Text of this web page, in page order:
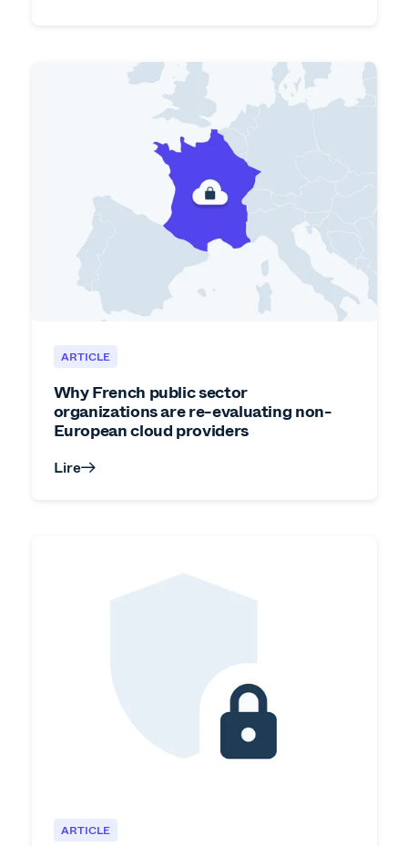
ARTICLE
Why French public sector
organizations are re-evaluating non-
European cloud providers
Lire
ARTICLE